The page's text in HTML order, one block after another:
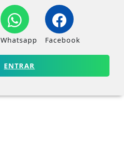
Whatsapp Facebook
ENTRAR